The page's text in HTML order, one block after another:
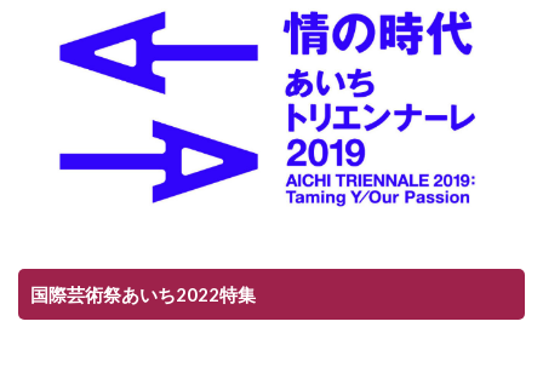
国際芸術祭あいち2022特集